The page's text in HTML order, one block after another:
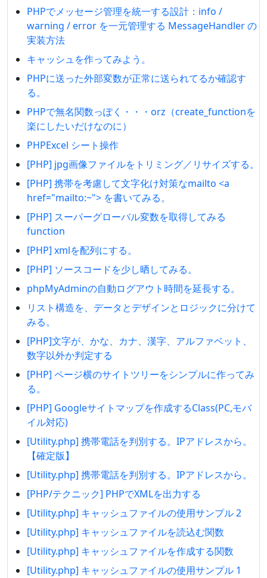
PHPでメッセージ管理を統一する設計：info /
warning / error を一元管理する MessageHandler の
実装方法
キャッシュを作ってみよう。
PHPに送った外部変数が正常に送られてるか確認す
る。
PHPで無名関数っぽく・・・orz（create_functionを
楽にしたいだけなのに）
PHPExcel シート操作
[PHP] jpg画像ファイルをトリミング／リサイズする。
[PHP] 携帯を考慮して文字化け対策なmailto <a
href="mailto:~"> を書いてみる。
[PHP] スーパーグローバル変数を取得してみる
function
[PHP] xmlを配列にする。
[PHP] ソースコードを少し晒してみる。
phpMyAdminの自動ログアウト時間を延長する。
リスト構造を、データとデザインとロジックに分けて
みる。
[PHP]文字が、かな、カナ、漢字、アルファベット、
数字以外か判定する
[PHP] ページ横のサイトツリーをシンプルに作ってみ
る。
[PHP] Googleサイトマップを作成するClass(PC,モバ
イル対応)
[Utility.php] 携帯電話を判別する。IPアドレスから。
【確定版】
[Utility.php] 携帯電話を判別する。IPアドレスから。
[PHP/テクニック] PHPでXMLを出力する
[Utility.php] キャッシュファイルの使用サンプル 2
[Utility.php] キャッシュファイルを読込む関数
[Utility.php] キャッシュファイルを作成する関数
[Utility.php] キャッシュファイルの使用サンプル 1